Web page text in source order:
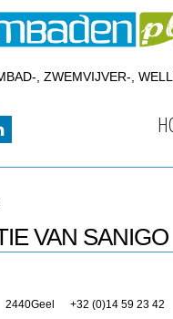
, ZWEMVIJVER-,
VAN SANIGO
2440Geel +32 (0)14 59 23 42